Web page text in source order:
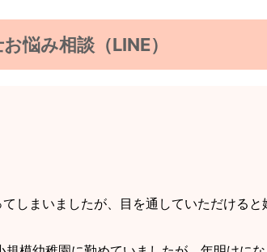
悩み相談（LINE）
しまいましたが、目を通していただけると